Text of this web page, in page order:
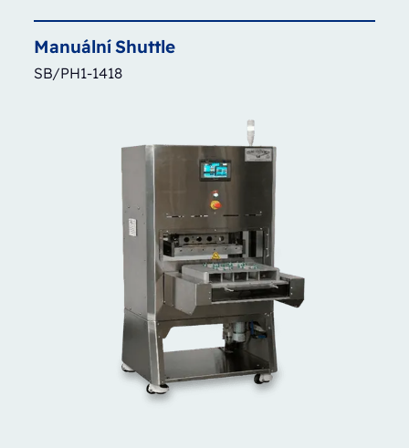
ManuálníShuttle
SB/PH1-1418